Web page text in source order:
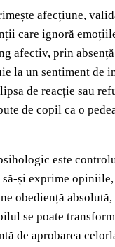
afecțiune,
care ignoră
afectiv, prin
la un sentiment de
de reacție sau
de copil ca o
este
și exprime opiniile,
obediență
se poate
de aprobarea